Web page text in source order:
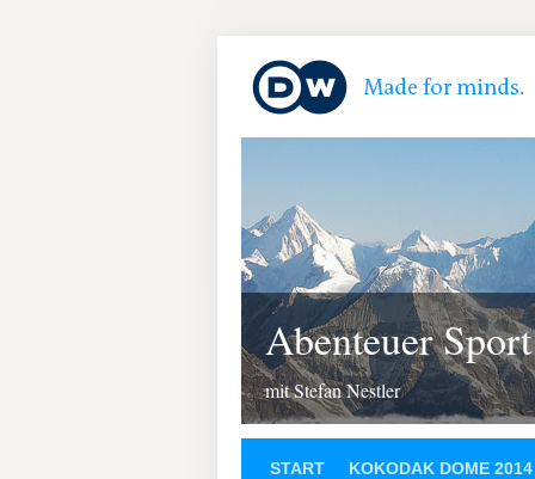
Abenteuer Sport
mit Stefan Nestler
START KOKODAK DOME 2014